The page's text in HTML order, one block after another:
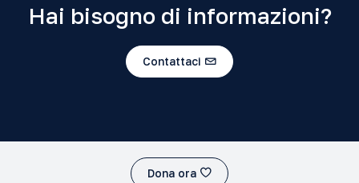
Hai bisogno di informazioni?
Contattaci
Dona ora